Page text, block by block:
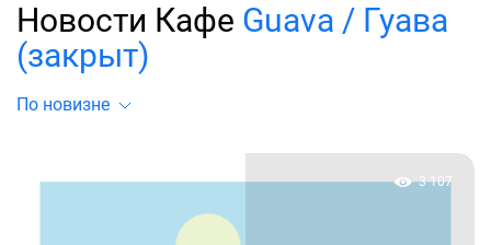
Новости Кафе Guava / Гуава
(закрыт)
По новизне
3 107